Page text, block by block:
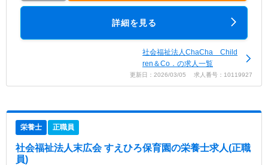
詳細を見る
社会福祉法人ChaCha Child
ren＆Co．の求人一覧
更新日：2026/03/05 求人番号：10119927
栄養士 正職員
社会福祉法人末広会 すえひろ保育園の栄養士求人(正職
員)